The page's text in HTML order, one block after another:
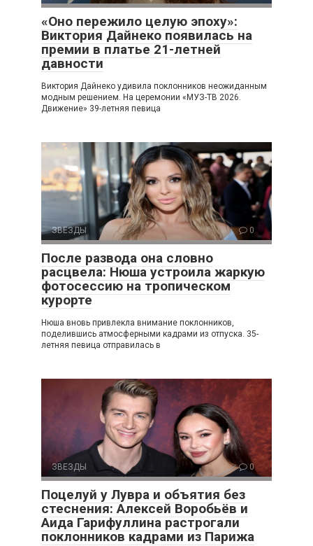
«Оно пережило целую эпоху»:
Виктория Дайнеко появилась на
премии в платье 21-летней
давности
Виктория Дайнеко удивила поклонников неожиданным
модным решением. На церемонии «МУЗ-ТВ 2026.
Движение» 39-летняя певица
ЗВЕЗДЫ 0
После развода она словно
расцвела: Нюша устроила жаркую
фотосессию на тропическом
курорте
Нюша вновь привлекла внимание поклонников,
поделившись атмосферными кадрами из отпуска. 35-
летняя певица отправилась в
ЗВЕЗДЫ 0
Поцелуй у Лувра и объятия без
стеснения: Алексей Воробьёв и
Аида Гарифуллина растрогали
поклонников кадрами из Парижа